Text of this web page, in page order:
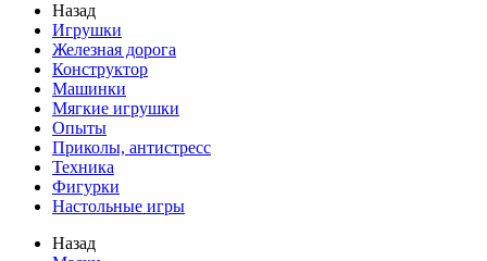
Назад
Игрушки
Железная дорога
Конструктор
Машинки
Мягкие игрушки
Опыты
Приколы, антистресс
Техника
Фигурки
Настольные игры
Назад